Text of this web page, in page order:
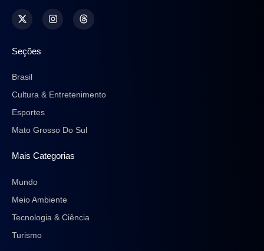
Seções
Brasil
Cultura & Entretenimento
Esportes
Mato Grosso Do Sul
Mais Categorias
Mundo
Meio Ambiente
Tecnologia & Ciência
Turismo